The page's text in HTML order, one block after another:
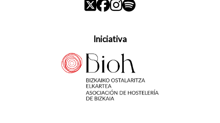
Iniciativa